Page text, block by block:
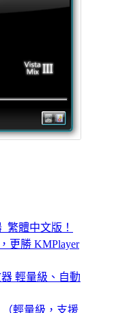
繁體中文版！
更勝 KMPlayer
輕量級、自動
（輕量級，支援